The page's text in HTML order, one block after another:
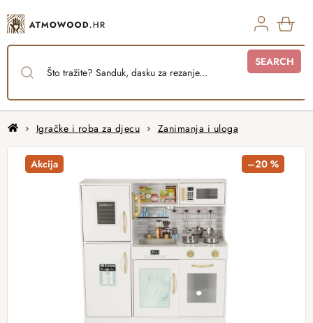
to
content
SEARCH
HomeIgračke i roba za djecu Zanimanja i uloga
Akcija –20 %